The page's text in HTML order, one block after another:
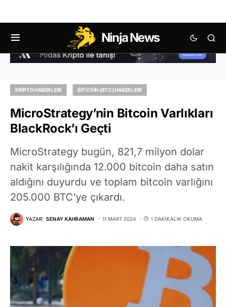
Ninja News
KRIPTO HABERLERI BITCOIN (BTC) HABERLERI
MicroStrategy’nin Bitcoin Varlıkları
BlackRock’ı Geçti
MicroStrategy bugün, 821,7 milyon dolar
nakit karşılığında 12.000 bitcoin daha satın
aldığını duyurdu ve toplam bitcoin varlığını
205.000 BTC’ye çıkardı.
YAZAR: SENAY KAHRAMAN 11 MART 2024 1 DAKIKALIK OKUMA